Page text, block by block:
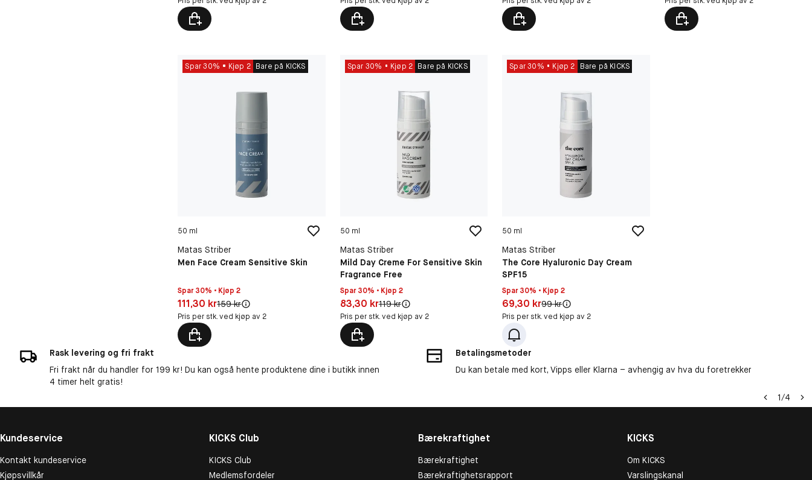
Spar 30% Kjøp 2 Bare på KICKS
50 ml
Matas Striber
Men Face Cream Sensitive Skin
Spar 30% • Kjøp 2
Pris: 111,30 kr
111,30 krOriginal pris:
159 kr
Pris per stk. ved kjøp av 2
Spar 30% Kjøp 2 Bare på KICKS
50 ml
Matas Striber
Mild Day Creme For Sensitive Skin
Fragrance Free
Spar 30% • Kjøp 2
Pris: 83,30 kr
83,30 krOriginal pris:
119 kr
Pris per stk. ved kjøp av 2
Spar 30% Kjøp 2 Bare på KICKS
50 ml
Matas Striber
The Core Hyaluronic Day Cream
SPF15
Spar 30% • Kjøp 2
Pris: 69,30 kr
69,30 krOriginal pris:
99 kr
Pris per stk. ved kjøp av 2
Rask levering og fri frakt
Fri frakt når du handler for 199 kr! Du kan også hente produktene dine i butikk innen
4 timer helt gratis!
Betalingsmetoder
Du kan betale med kort, Vipps eller Klarna – avhengig av hva du foretrekker
1/4
Kundeservice
Kontakt kundeservice
Kjøpsvillkår
KICKS Club
KICKS Club
Medlemsfordeler
Bærekraftighet
Bærekraftighet
Bærekraftighetsrapport
KICKS
Om KICKS
Varslingskanal